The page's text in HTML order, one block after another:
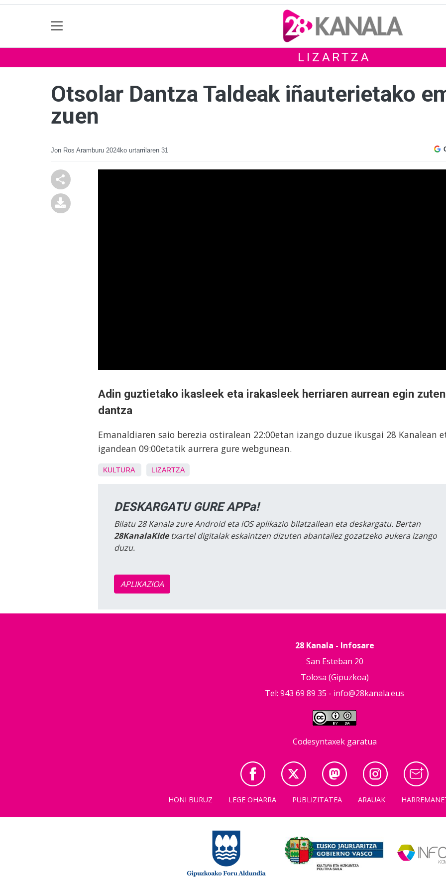
LIZARTZA
Otsolar Dantza Taldeak iñauterietako
zuen
Jon Ros Aramburu 2024ko urtarrilaren 31
Adin guztietako ikasleek eta irakasleek herriaren aurrean egin zuten
dantza
Emanaldiaren saio berezia ostiralean 22:00etan izango duzue ikusgai 28 Kanalean
igandean 09:00etatik aurrera gure webgunean.
KULTURA LIZARTZA
DESKARGATU GURE APPa!
Bilatu 28 Kanala zure Android eta iOS aplikazio bilatzailean eta deskargatu. Bertan
28KanalaKidetxartel digitalak eskaintzen dizuten abantailez gozatzeko aukera izango
duzu.
APLIKAZIOA
28 Kanala - Infosare
San Esteban 20
Tolosa (Gipuzkoa)
Tel: 943 69 89 35 - info@28kanala.eus
Codesyntaxek garatua
HONI BURUZ LEGE OHARRA PUBLIZITATEA ARAUAK